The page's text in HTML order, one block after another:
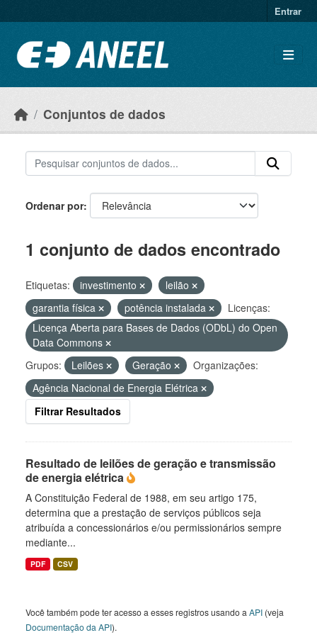
Entrar
Conjuntos de dados
Ordenar por
1 conjunto de dados encontrado
Etiquetas: investimento
leilão
garantia física
potência instalada
Licenças:
Licença Aberta para Bases de Dados (ODbL) do Open
Data Commons
Grupos:
Leilões Geração
Organizações:
Agência Nacional de Energia Elétrica
Filtrar Resultados
Resultado de leilões de geração e transmissão
de energia elétrica
A Constituição Federal de 1988, em seu artigo 175,
determina que a prestação de serviços públicos seja
atribuída a concessionários e/ou permissionários sempre
mediante...
PDF CSV
Você também pode ter acesso a esses registros usando a API (veja
Documentação da API).